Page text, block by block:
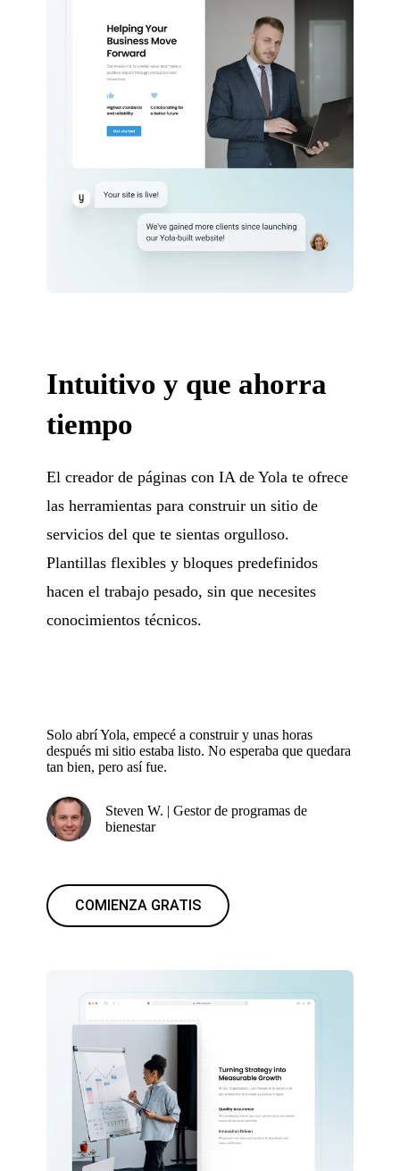
Intuitivo y que ahorra
tiempo
El creador de páginas con IA de Yola te ofrece
las herramientas para construir un sitio de
servicios del que te sientas orgulloso.
Plantillas flexibles y bloques predefinidos
hacen el trabajo pesado, sin que necesites
conocimientos técnicos.
Solo abrí Yola, empecé a construir y unas horas
después mi sitio estaba listo. No esperaba que quedara
tan bien, pero así fue.
Steven W. | Gestor de programas de
bienestar
COMIENZA GRATIS